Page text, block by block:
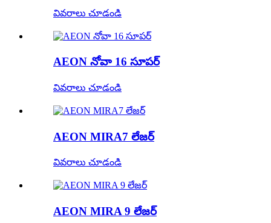
వివరాలు చూడండి
AEON నోవా 16 సూపర్
వివరాలు చూడండి
AEON MIRA7 లేజర్
వివరాలు చూడండి
AEON MIRA 9 లేజర్